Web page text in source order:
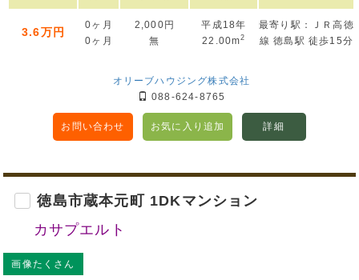
3.6万円
0ヶ月
0ヶ月
2,000円
無
平成18年
22.00m2
最寄り駅：ＪＲ高徳
線 徳島駅 徒歩15分
オリーブハウジング株式会社
088-624-8765
お問い合わせ お気に入り追加 詳細
徳島市蔵本元町 1DKマンション
カサプエルト
画像たくさん